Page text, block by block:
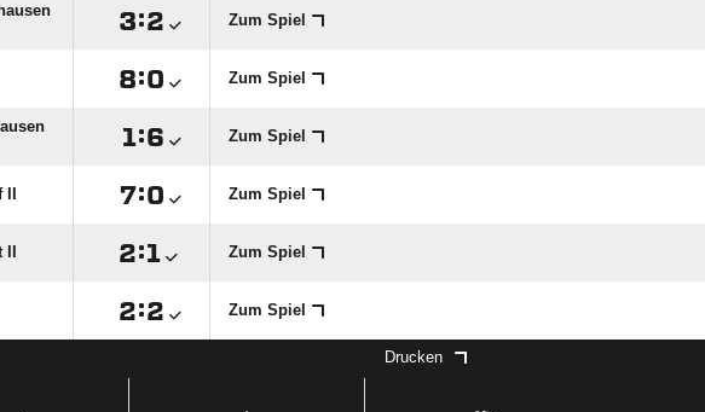
: Zum Spiel
: Zum Spiel
: Zum Spiel
: Zum Spiel
: Zum Spiel
: Zum Spiel
Drucken